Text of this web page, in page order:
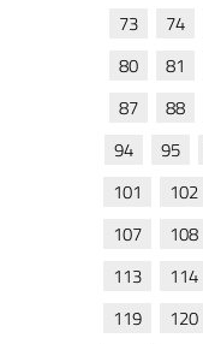
73
74
80
81
87
88
94
95
101
102
107
108
113
114
119
120